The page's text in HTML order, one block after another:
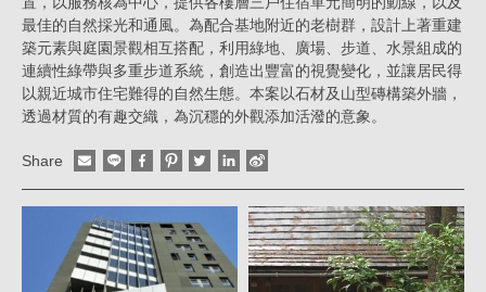
最佳的自然採光和通風。為配合基地附近的老樹群，設計上著重建
築元素與庭園景觀相互搭配，利用綠地、廣場、步道、水景組成的
連續性綠帶與多重步道系統，創造出豐富的視覺變化，並讓居民得
以親近城市住宅難得的自然生態。本案以石材及山型磚構築外牆，
透過材質的有趣交織，為沉穩的外觀添加活潑的意象。
Share